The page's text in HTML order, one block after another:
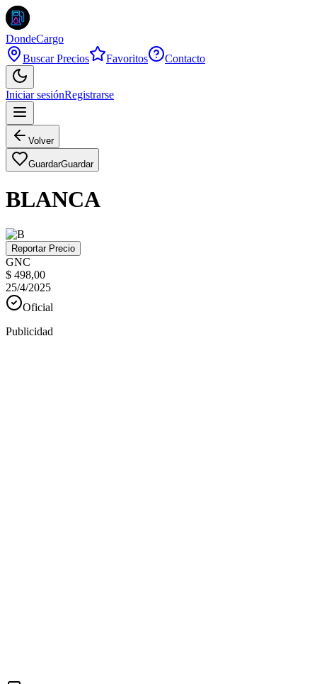
DondeCargo
Buscar Precios
Favoritos Contacto
Iniciar sesiónRegistrarse
Volver
GuardarGuardar
BLANCA
Reportar Precio
GNC
$ 498,00
25/4/2025
Oficial
Publicidad